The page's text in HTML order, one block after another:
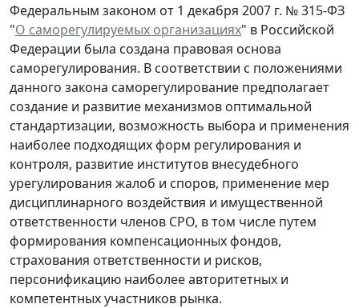
Федеральным законом от 1 декабря 2007 г. № 315-ФЗ
"О саморегулируемых организациях" в Российской
Федерации была создана правовая основа
саморегулирования. В соответствии с положениями
данного закона саморегулирование предполагает
создание и развитие механизмов оптимальной
стандартизации, возможность выбора и применения
наиболее подходящих форм регулирования и
контроля, развитие институтов внесудебного
урегулирования жалоб и споров, применение мер
дисциплинарного воздействия и имущественной
ответственности членов СРО, в том числе путем
формирования компенсационных фондов,
страхования ответственности и рисков,
персонификацию наиболее авторитетных и
компетентных участников рынка.